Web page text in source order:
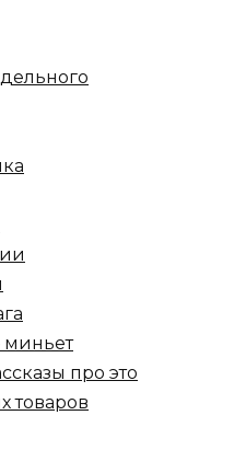
миньет
про это
товаров